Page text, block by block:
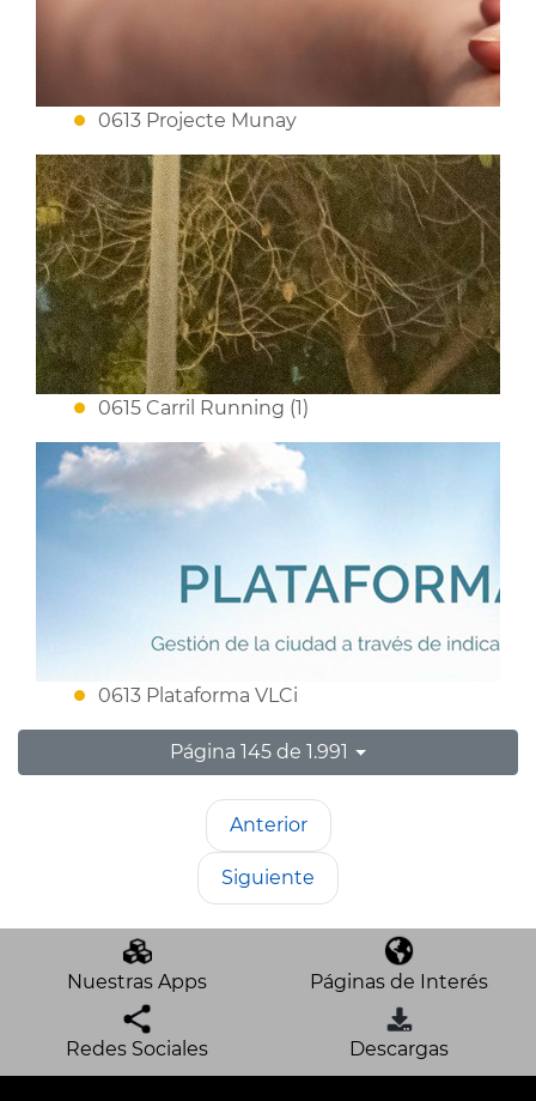
0613 Projecte Munay
0615 Carril Running (1)
0613 Plataforma VLCi
Página 145 de 1.991
Anterior
Siguiente
Nuestras Apps Páginas de Interés
Redes Sociales Descargas